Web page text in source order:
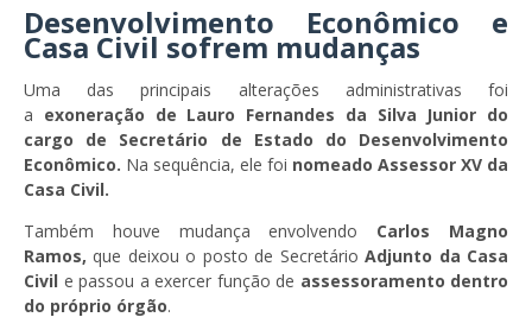
Desenvolvimento Econômico e
Casa Civil sofrem mudanças
Uma das principais alterações administrativas foi
a exoneração de Lauro Fernandes da Silva Junior do
cargo de Secretário de Estado do Desenvolvimento
Econômico. Na sequência, ele foi nomeado Assessor XV da
Casa Civil.
Também houve mudança envolvendo Carlos Magno
Ramos,que deixou o posto de SecretárioAdjunto da Casa
Civil e passou a exercer função de assessoramento dentro
do próprio órgão.